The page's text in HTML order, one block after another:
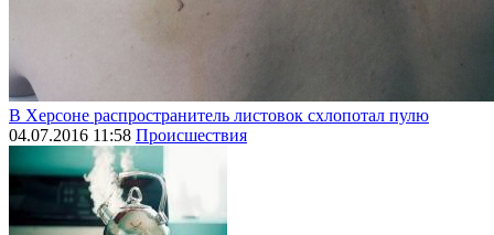
В Херсоне распространитель листовок схлопотал пулю
04.07.2016 11:58 Происшествия